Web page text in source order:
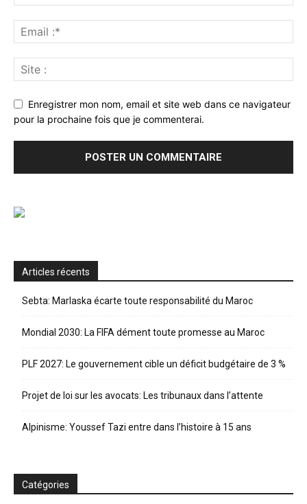
Enregistrer mon nom, email et site web dans ce navigateur
pour la prochaine fois que je commenterai.
Articles récents
Sebta: Marlaska écarte toute responsabilité du Maroc
Mondial 2030: La FIFA dément toute promesse au Maroc
PLF 2027: Le gouvernement cible un déficit budgétaire de 3 %
Projet de loi sur les avocats: Les tribunaux dans l’attente
Alpinisme: Youssef Tazi entre dans l’histoire à 15 ans
Catégories